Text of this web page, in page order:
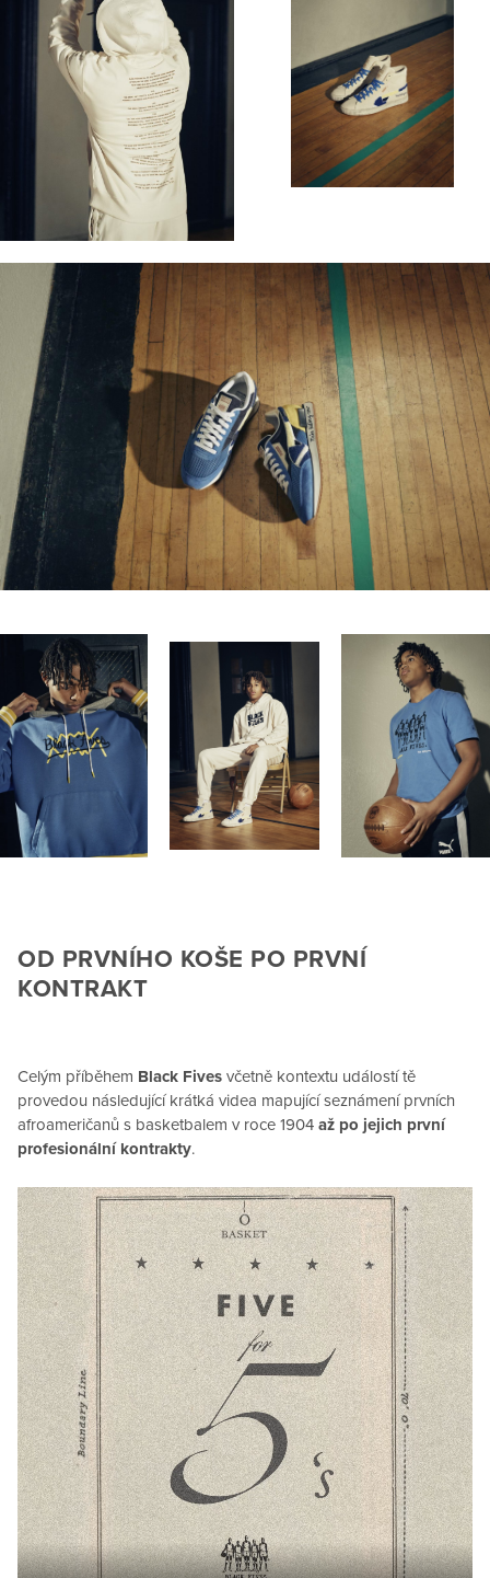
OD PRVNÍHO KOŠE PO PRVNÍ
KONTRAKT
Celým příběhem Black Fives včetně kontextu událostí tě
provedou následující krátká videa mapující seznámení prvních
afroameričanů s basketbalem v roce 1904 až po jejich první
profesionální kontrakty.